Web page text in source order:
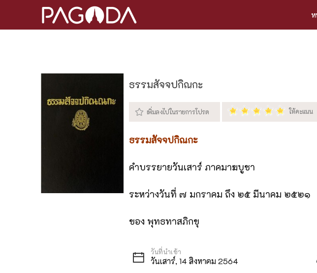
ห
ธรรมสัจจปกิณกะ
ธรรมสัจจปกิณกะ
คำบรรยายวันเสาร์ ภาคมาฆบูชา
ระหว่างวันที่ ๗ มกราคม ถึง ๒๕ มีนาคม ๒๕๒๑
ของ พุทธทาสภิกขุ
วันเสาร์, 14 สิงหาคม 2564